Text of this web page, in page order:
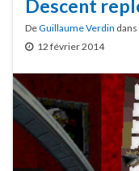
Descent
DeGuillaume Verdin
12 février 2014